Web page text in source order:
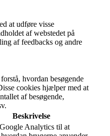
at udføre visse
af webstedet på
af feedbacks og andre
hvordan besøgende
cookies hjælper med at
af besøgende,
Beskrivelse
Analytics til at